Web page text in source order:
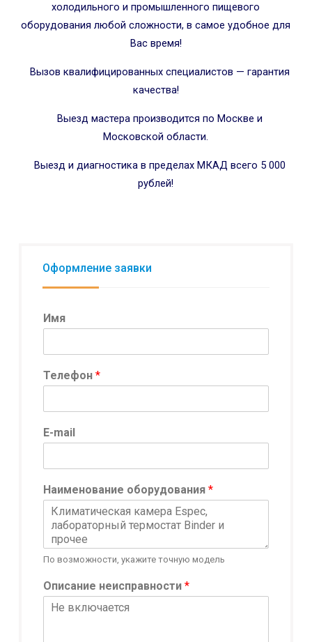
холодильного и промышленного пищевого
оборудования любой сложности, в самое удобное для
Вас время!
Вызов квалифицированных специалистов — гарантия
качества!
Выезд мастера производится по Москве и
Московской области.
Выезд и диагностика в пределах МКАД всего 5 000
рублей!
Оформление заявки
Имя
Телефон *
E-mail
о
б
д
о
в
а
Наименование оборудования *
По возможности, укажите точную модель
Описание неисправности *